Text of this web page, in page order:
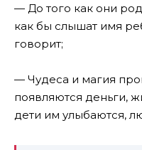
— До того как они
как бы слышат имя
говорит;
— Чудеса и магия
появляются деньги,
дети им улыбаются,